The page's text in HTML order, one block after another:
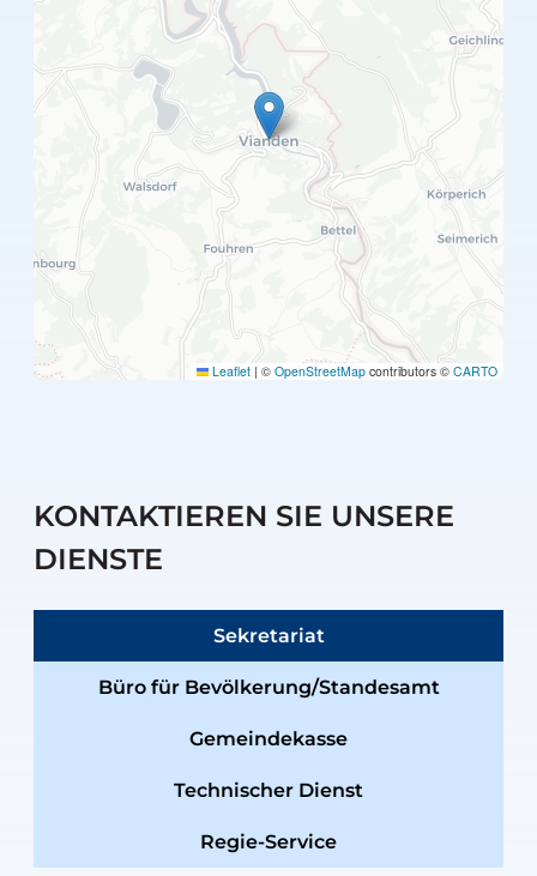
Leaflet | © OpenStreetMap contributors © CARTO
KONTAKTIEREN SIE UNSERE
DIENSTE
Sekretariat
Büro für Bevölkerung/Standesamt
Gemeindekasse
Technischer Dienst
Regie-Service